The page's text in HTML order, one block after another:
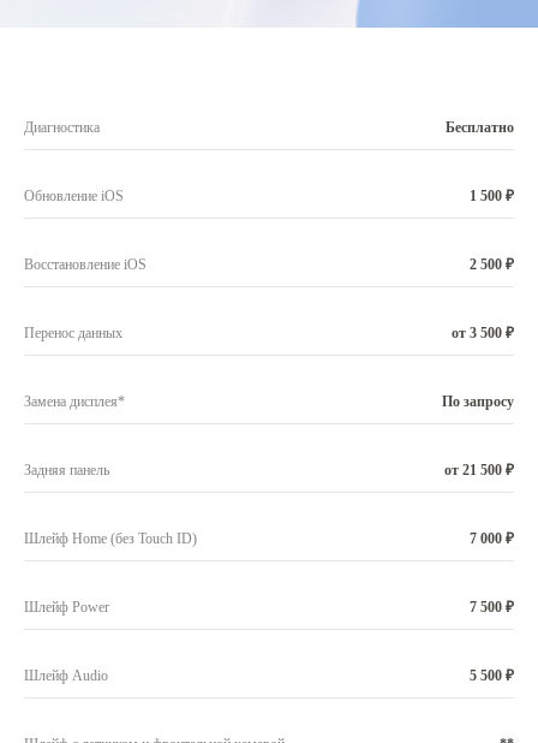
Диагностика Бесплатно
Обновление iOS 1 500 ₽
Восстановление iOS 2 500 ₽
Перенос данных от 3 500 ₽
Замена дисплея* По запросу
Задняя панель от 21 500 ₽
Шлейф Home (без Touch ID) 7 000 ₽
Шлейф Power 7 500 ₽
Шлейф Audio 5 500 ₽